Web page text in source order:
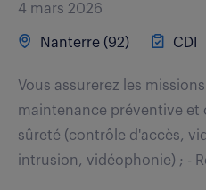
4 mars 2026
Nanterre (92) CDI
Vous assurerez les
maintenance préventive et
sûreté (contrôle d'accès,
intrusion, vidéophonie) ; -